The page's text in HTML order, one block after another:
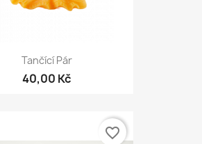
Tančící Pár
40,00 Kč
favorite_border